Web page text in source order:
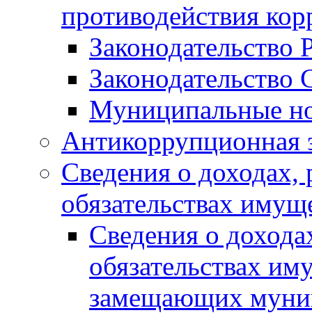
противодействия
Законодательство
Муниципальные
Антикоррупционная
Сведения о доходах,
обязательствах
Сведения о
обязательствах
замещающих